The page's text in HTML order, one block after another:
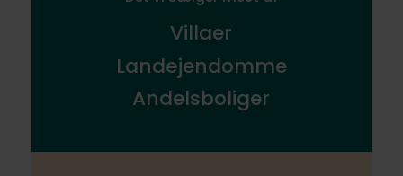
Villaer
Landejendomme
Andelsboliger